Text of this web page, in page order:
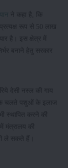
ने कहा है, कि
रूप से 50 लाख
है। इस क्षेत्र में
बनाने हेतु सरकार
देसी नस्ल की गाय
के चलते पशुओं के इलाज
स्थापित करने की
मंत्रालय की
ले सकते हैं।